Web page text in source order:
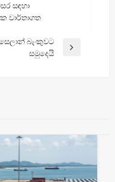
සඳහා
වාර්තාගත
බැංකුවට
සමුදෙයි